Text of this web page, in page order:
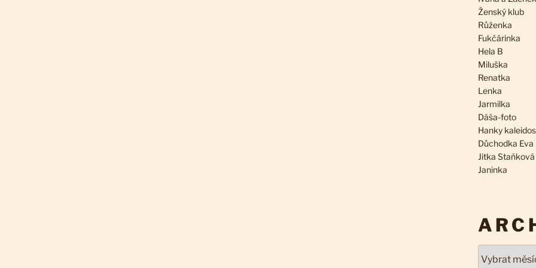
Ženský klub
Růženka
Fukčárinka
Hela B
Miluška
Renatka
Lenka
Jarmilka
Dáša-foto
Hanky
Důchodka Eva
Jitka Staňková
Janinka